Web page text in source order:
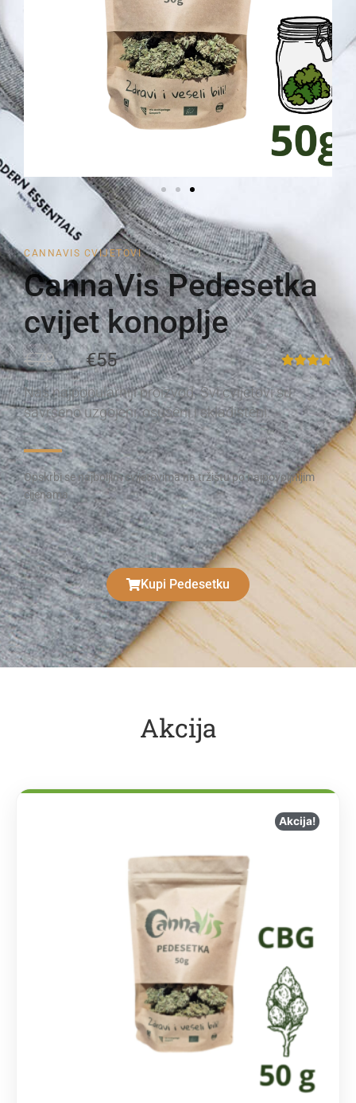
CANNAVIS CVIJETOVI
CannaVis Pedesetka
cvijet konoplje
€79 €55
Naš najpopularniji proizvod. Svi cvijetovi su
savršeno uzgojeni, osušeni i skladišteni.
Opskrbi se najboljim cvijetovima na tržištu po najpovoljnijim
cijenama
Kupi Pedesetku
Akcija
Akcija!